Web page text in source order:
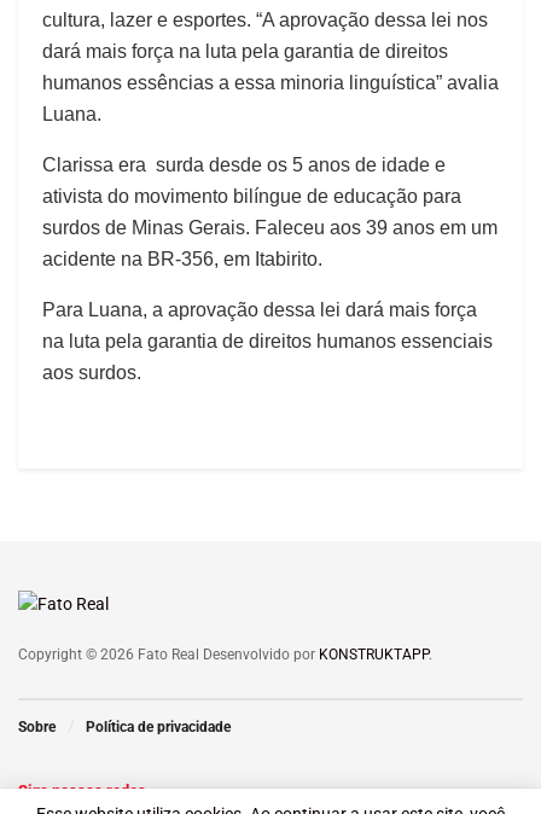
cultura, lazer e esportes. “A aprovação dessa lei nos
dará mais força na luta pela garantia de direitos
humanos essências a essa minoria linguística” avalia
Luana.
Clarissa era surda desde os 5 anos de idade e
ativista do movimento bilíngue de educação para
surdos de Minas Gerais. Faleceu aos 39 anos em um
acidente na BR-356, em Itabirito.
Para Luana, a aprovação dessa lei dará mais força
na luta pela garantia de direitos humanos essenciais
aos surdos.
Copyright © 2026 Fato Real Desenvolvido por KONSTRUKTAPP.
Sobre Política de privacidade
Siga nossas redes